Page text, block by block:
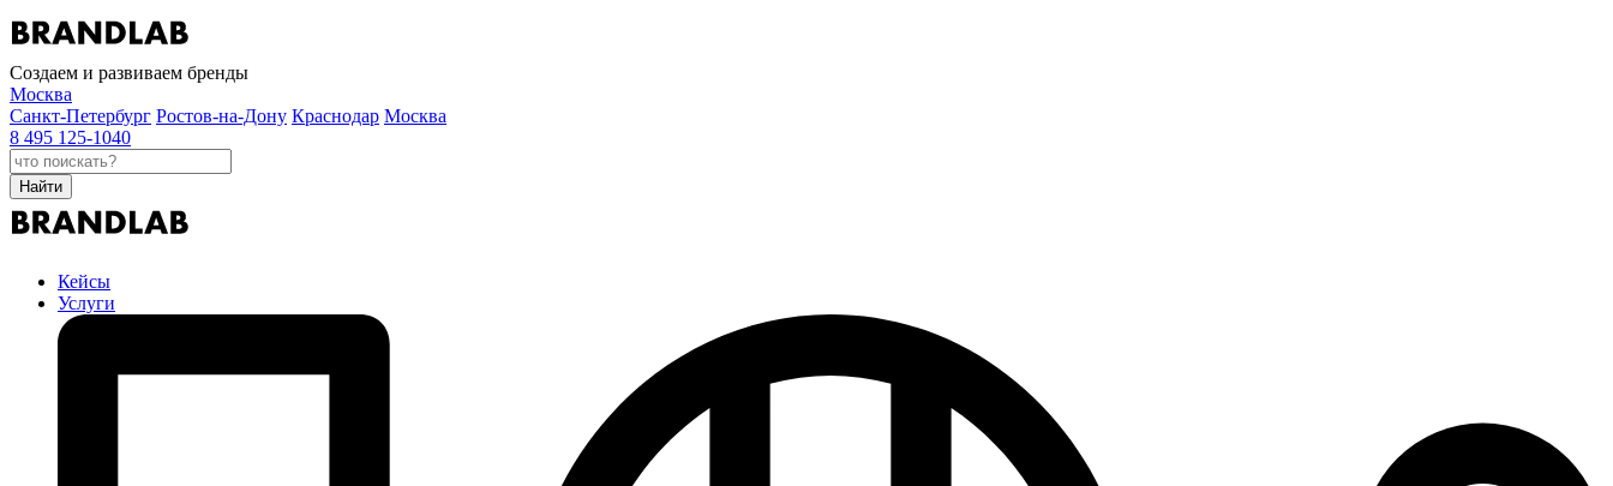
Создаем и развиваем бренды
Москва
Санкт-Петербург Ростов-на-Дону Краснодар Москва
8 495 125-1040
Найти
Кейсы
Услуги